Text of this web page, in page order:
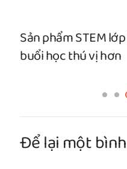
Sản phẩm STEM
buổi học thú vị hơn
Để lại một